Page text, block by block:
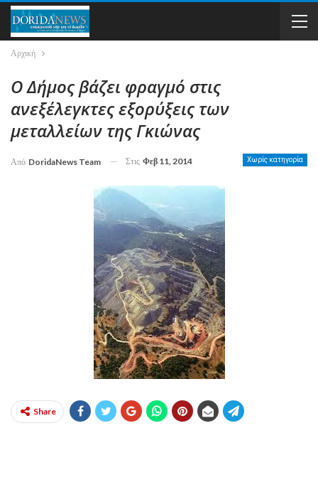
Αρχική
Ο Δήμος βάζει φραγμό στις
ανεξέλεγκτες εξορύξεις των
μεταλλείων της Γκιώνας
Χωρίς κατηγορία
Από DoridaNews Team Στις Φεβ 11, 2014
Share